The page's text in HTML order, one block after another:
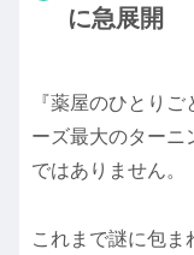
に急展開
『薬屋のひとり
ーズ最大のターニ
ではありません。
これまで謎に包ま